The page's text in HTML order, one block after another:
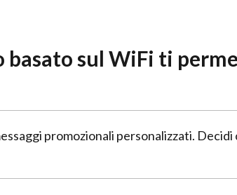
sul WiFi ti
promozionali personalizzati.